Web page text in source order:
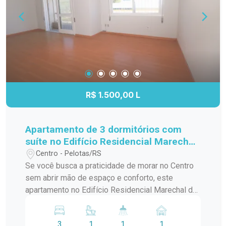
estratégica, praticidade e conforto para facilitar o
seu dia a dia.
R$ 1.500,00 L
Apartamento de 3 dormitórios com
suíte no Edifício Residencial Marechal
de Ferro - Centro - Pelotas
Centro - Pelotas/RS
Se você busca a praticidade de morar no Centro
sem abrir mão de espaço e conforto, este
apartamento no Edifício Residencial Marechal de
amplos, bem distribuídos e funcionais, o imóvel